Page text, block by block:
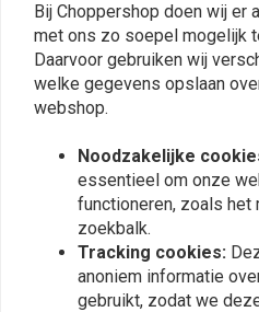
Reviews
Bij Choppershop doen wij er
met ons zo soepel mogelijk
Daarvoor gebruiken wij
welke gegevens opslaan
webshop.
Noodzakelijke
essentieel om onze
functioneren, zoals het
zoekbalk.
Tracking cookies:
anoniem informatie
gebruikt, zodat we